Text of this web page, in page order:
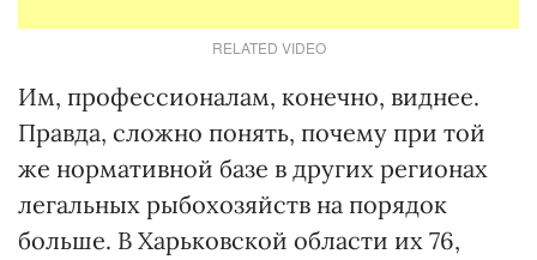
RELATED VIDEO
Им, профессионалам, конечно, виднее.
Правда, сложно понять, почему при той
же нормативной базе в других регионах
легальных рыбохозяйств на порядок
больше. В Харьковской области их 76,